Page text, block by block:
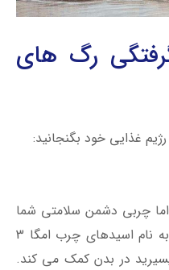
رگ های
غذایی خود بگنجانید:
چربی دشمن سلامتی شما
نیست. ماهی حاوی نوعی چربی به نام اسیدهای چرب امگا 3
در بدن کمک می کند.